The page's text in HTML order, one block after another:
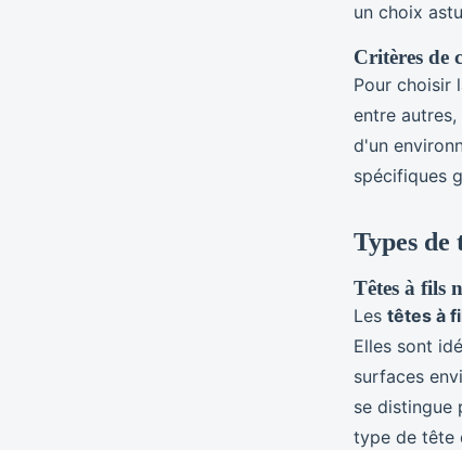
un choix
Critères de
Pour choisir
entre
d'un
spécifiques
Types de
Têtes à fils
Les têtes à
Elles sont
surfaces
se distingue
type de tête